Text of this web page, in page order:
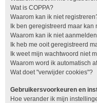
Wat is COPPA?
Waarom kan ik niet
Ik ben geregistreerd maar
Waarom kan ik niet
Ik heb me ooit geregistreerd
Ik weet mijn wachtwoord niet
Waarom word ik automatisch
Wat doet "verwijder cookies"?
Gebruikersvoorkeuren en
Hoe verander ik mijn